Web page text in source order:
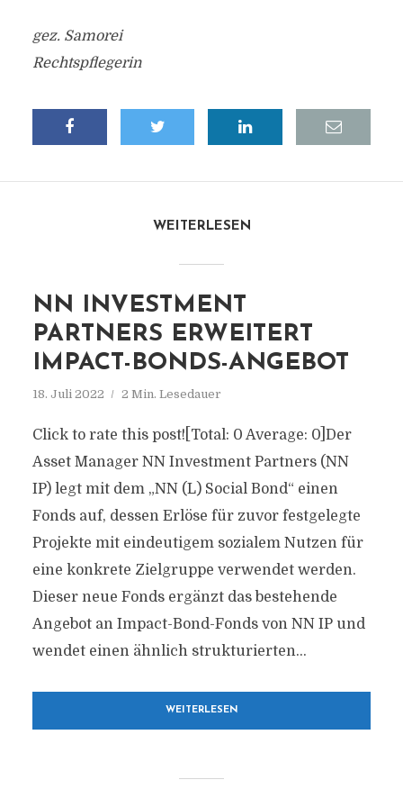
gez. Samorei
Rechtspflegerin
WEITERLESEN
NN INVESTMENT
PARTNERS ERWEITERT
IMPACT-BONDS-ANGEBOT
18. Juli 2022 2 Min. Lesedauer
Click to rate this post![Total: 0 Average: 0]Der
Asset Manager NN Investment Partners (NN
IP) legt mit dem „NN (L) Social Bond“ einen
Fonds auf, dessen Erlöse für zuvor festgelegte
Projekte mit eindeutigem sozialem Nutzen für
eine konkrete Zielgruppe verwendet werden.
Dieser neue Fonds ergänzt das bestehende
Angebot an Impact-Bond-Fonds von NN IP und
wendet einen ähnlich strukturierten...
WEITERLESEN